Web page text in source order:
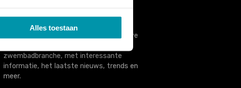
Alles toestaan
Naast deze vakbeurs organiseren we in
en maken we
zwembadbranche, met interessante
informatie, het laatste nieuws, trends en
meer.